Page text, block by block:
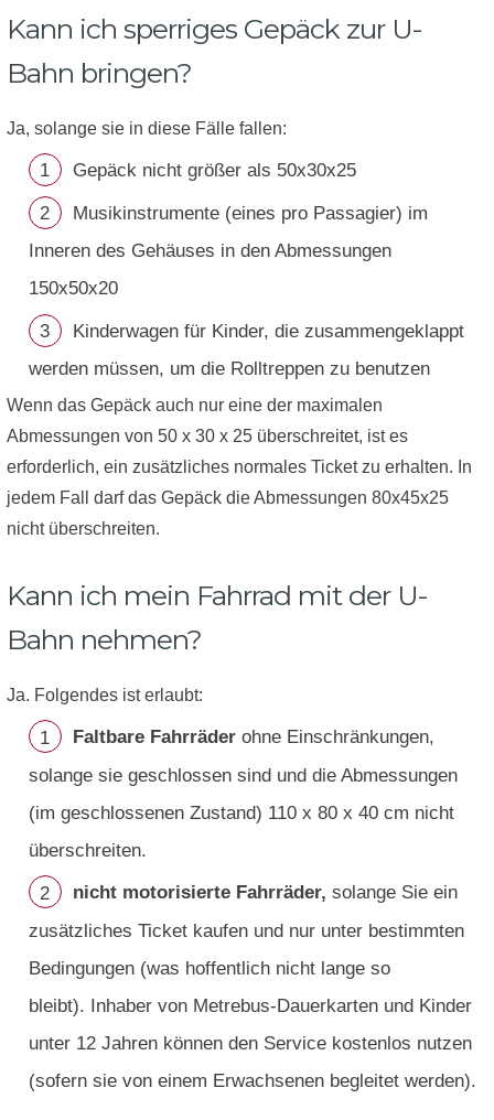
Kann ich sperriges Gepäck zur U-
Bahn bringen?
Ja, solange sie in diese Fälle fallen:
Gepäck nicht größer als 50x30x25
Musikinstrumente (eines pro Passagier) im
Inneren des Gehäuses in den Abmessungen
150x50x20
Kinderwagen für Kinder, die zusammengeklappt
werden müssen, um die Rolltreppen zu benutzen
Wenn das Gepäck auch nur eine der maximalen
Abmessungen von 50 x 30 x 25 überschreitet, ist es
erforderlich, ein zusätzliches normales Ticket zu erhalten. In
jedem Fall darf das Gepäck die Abmessungen 80x45x25
nicht überschreiten.
Kann ich mein Fahrrad mit der U-
Bahn nehmen?
Ja. Folgendes ist erlaubt:
Faltbare Fahrräderohne Einschränkungen,
solange sie geschlossen sind und die Abmessungen
(im geschlossenen Zustand) 110 x 80 x 40 cm nicht
überschreiten.
nicht motorisierte Fahrräder, solange Sie ein
zusätzliches Ticket kaufen und nur unter bestimmten
Bedingungen (was hoffentlich nicht lange so
bleibt). Inhaber von Metrebus-Dauerkarten und Kinder
unter 12 Jahren können den Service kostenlos nutzen
(sofern sie von einem Erwachsenen begleitet werden).